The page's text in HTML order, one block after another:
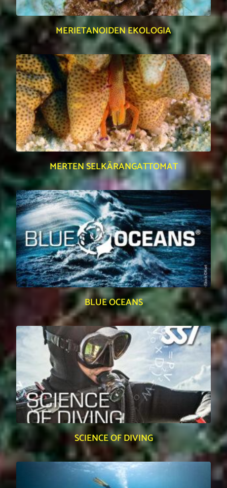
MERIETANOIDEN EKOLOGIA
MERTEN SELKÄRANGATTOMAT
BLUE OCEANS
SCIENCE OF DIVING